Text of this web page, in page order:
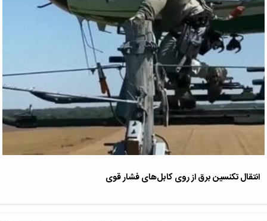
انتقال تکنسین برق از روی کابل‌های فشار قوی